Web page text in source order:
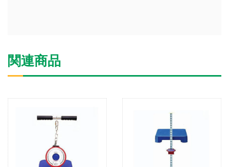
関連商品